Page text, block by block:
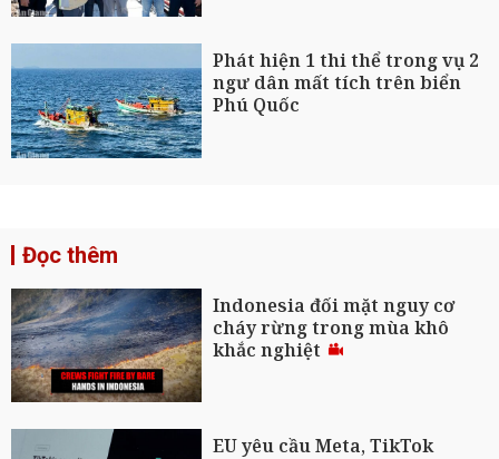
Phát hiện 1 thi thể trong vụ 2
ngư dân mất tích trên biển
Phú Quốc
Đọc thêm
Indonesia đối mặt nguy cơ
cháy rừng trong mùa khô
khắc nghiệt
EU yêu cầu Meta, TikTok